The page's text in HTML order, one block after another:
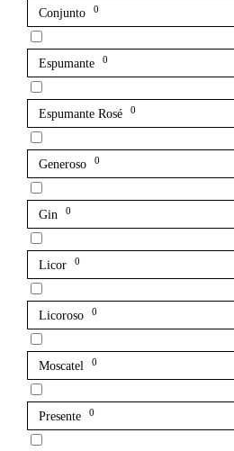
Conjunto 0
Espumante 0
Espumante Rosé 0
Generoso 0
Gin 0
Licor 0
Licoroso 0
Moscatel 0
Presente 0